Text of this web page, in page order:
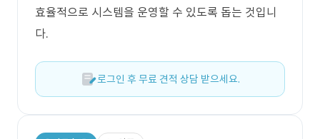
효율적으로 시스템을 운영할 수 있도록 돕는 것입니
다.
로그인 후 무료 견적 상담 받으세요.